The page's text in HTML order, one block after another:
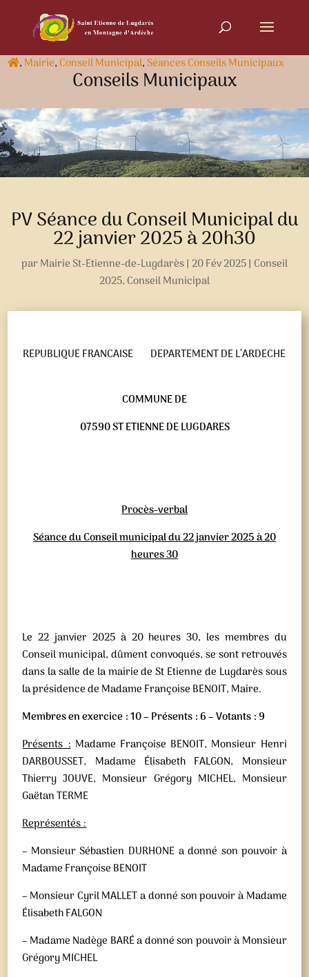
, Mairie, Conseil Municipal,Séances Conseils Municipaux
Conseils Municipaux
PV Séance du Conseil Municipal du
22 janvier 2025 à 20h30
parMairie St-Etienne-de-Lugdarès| 20 Fév 2025| Conseil
2025, Conseil Municipal
REPUBLIQUE FRANCAISE DEPARTEMENT DE L’ARDECHE
COMMUNE DE
07590 ST ETIENNE DE LUGDARES
Procès-verbal
Séance du Conseil municipal du 22 janvier 2025 à 20
heures 30
Le 22 janvier 2025 à 20 heures 30, les membres du
Conseil municipal, dûment convoqués, se sont retrouvés
dans la salle de la mairie de St Etienne de Lugdarès sous
la présidence de Madame Françoise BENOIT, Maire.
Membres en exercice : 10 – Présents : 6 – Votants : 9
Présents :Madame Françoise BENOIT, Monsieur Henri
DARBOUSSET, Madame Élisabeth FALGON, Monsieur
Thierry JOUVE, Monsieur Grégory MICHEL, Monsieur
Gaëtan TERME
Représentés :
– Monsieur Sébastien DURHONE a donné son pouvoir à
Madame Françoise BENOIT
– Monsieur Cyril MALLET a donné son pouvoir à Madame
Élisabeth FALGON
– Madame Nadège BARÉ a donné son pouvoir à Monsieur
Grégory MICHEL